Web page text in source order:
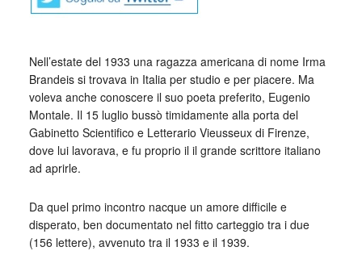
Nell’estate del 1933 una ragazza americana di nome Irma
Brandeis si trovava in Italia per studio e per piacere. Ma
voleva anche conoscere il suo poeta preferito, Eugenio
Montale. Il 15 luglio bussò timidamente alla porta del
Gabinetto Scientifico e Letterario Vieusseux di Firenze,
dove lui lavorava, e fu proprio il il grande scrittore italiano
ad aprirle.
Da quel primo incontro nacque un amore difficile e
disperato, ben documentato nel fitto carteggio tra i due
(156 lettere), avvenuto tra il 1933 e il 1939.